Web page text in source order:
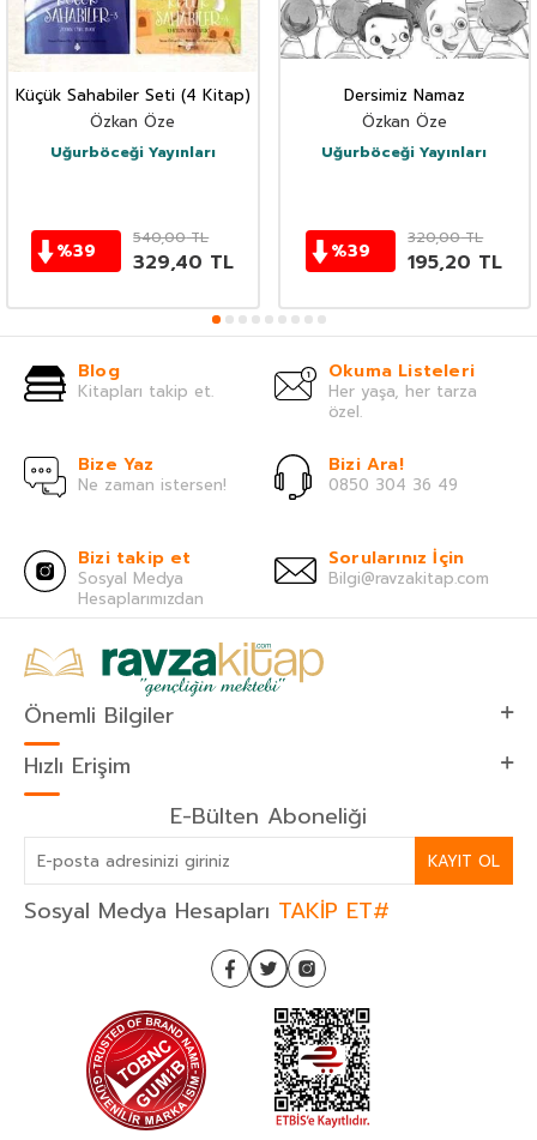
Küçük Sahabiler Seti (4 Kitap)
Özkan Öze
Uğurböceği Yayınları
%39
540,00TL
329,40 TL
Dersimiz Namaz
Özkan Öze
Uğurböceği Yayınları
%39
320,00TL
195,20 TL
Blog
Kitapları takip et.
Okuma Listeleri
Her yaşa, her tarza
özel.
Bize Yaz
Ne zaman istersen!
Bizi Ara!
0850 304 36 49
Bizi takip et
Sosyal Medya
Hesaplarımızdan
Sorularınız İçin
Bilgi@ravzakitap.com
Önemli Bilgiler
Hızlı Erişim
E-Bülten Aboneliği
KAYIT OL
Sosyal Medya Hesapları TAKİP ET#